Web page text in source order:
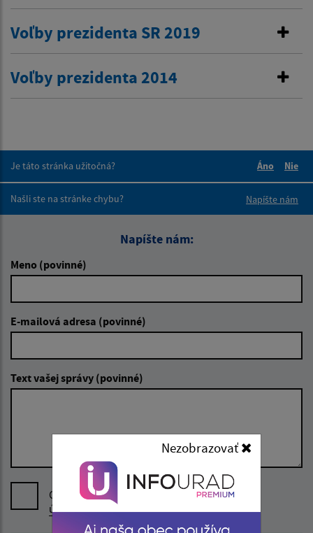
Nezobrazovať
Voľby prezidenta SR 2019
Voľby prezidenta 2014
Je táto stránka užitočná?
Áno
Nie
Našli ste na stránke chybu?
Napíšte nám
Napíšte nám:
Meno (povinné)
E-mailová adresa (povinné)
Text vašej správy (povinné)
Oboznámil som sa so
spracúvaním osobných
údajov